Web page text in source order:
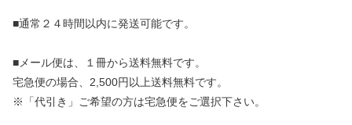
■通常２４時間以内に発送可能です。
■メール便は、１冊から送料無料です。
宅急便の場合、2,500円以上送料無料です。
※「代引き」ご希望の方は宅急便をご選択下さい。